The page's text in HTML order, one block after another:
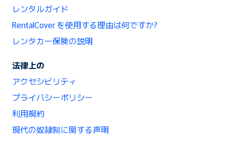
レンタルガイド
RentalCover を使用する理由は何ですか?
レンタカー保険の説明
法律上の
アクセシビリティ
プライバシーポリシー
利用規約
現代の奴隷制に関する声明